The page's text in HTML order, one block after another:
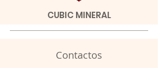
CUBIC MINERAL
Contactos